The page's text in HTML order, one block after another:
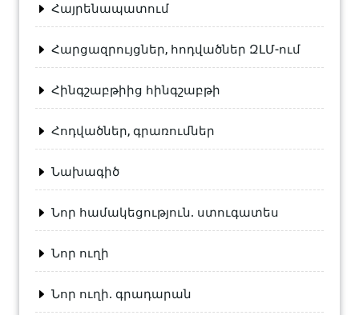
Հայրենապատում
Հարցազրույցներ, հոդվածներ ԶԼՄ-ում
Հինգշաբթիից հինգշաբթի
Հոդվածներ, գրառումներ
Նախագիծ
Նոր համակեցություն. ստուգատես
Նոր ուղի
Նոր ուղի. գրադարան